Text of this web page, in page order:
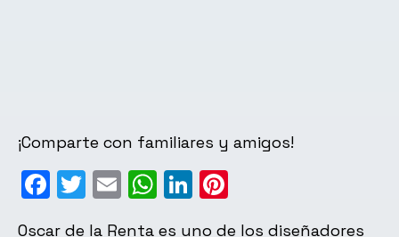
¡Comparte con familiares y amigos!
Facebook
Twitter
EmailWhatsApp
LinkedIn
Oscar de la Renta es uno de los diseñadores